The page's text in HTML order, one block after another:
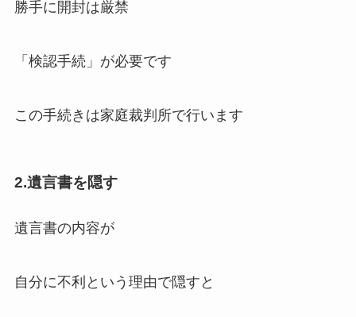
勝手に開封は厳禁
「検認手続」が必要です
この手続きは家庭裁判所で行います
2.遺言書を隠す
遺言書の内容が
自分に不利という理由で隠すと